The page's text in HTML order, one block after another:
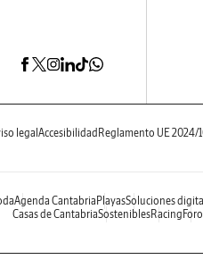
legal Accesibilidad Reglamento UE 2024/
Agenda Cantabria PlayasSoluciones
Casas de CantabriaSosteniblesRacing